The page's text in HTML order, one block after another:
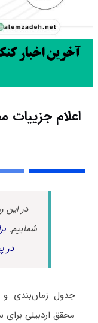
اعلام جزییات
در این
شماییم.
در
جدول زمان‌بندی و
محقق اردبیلی برای سال